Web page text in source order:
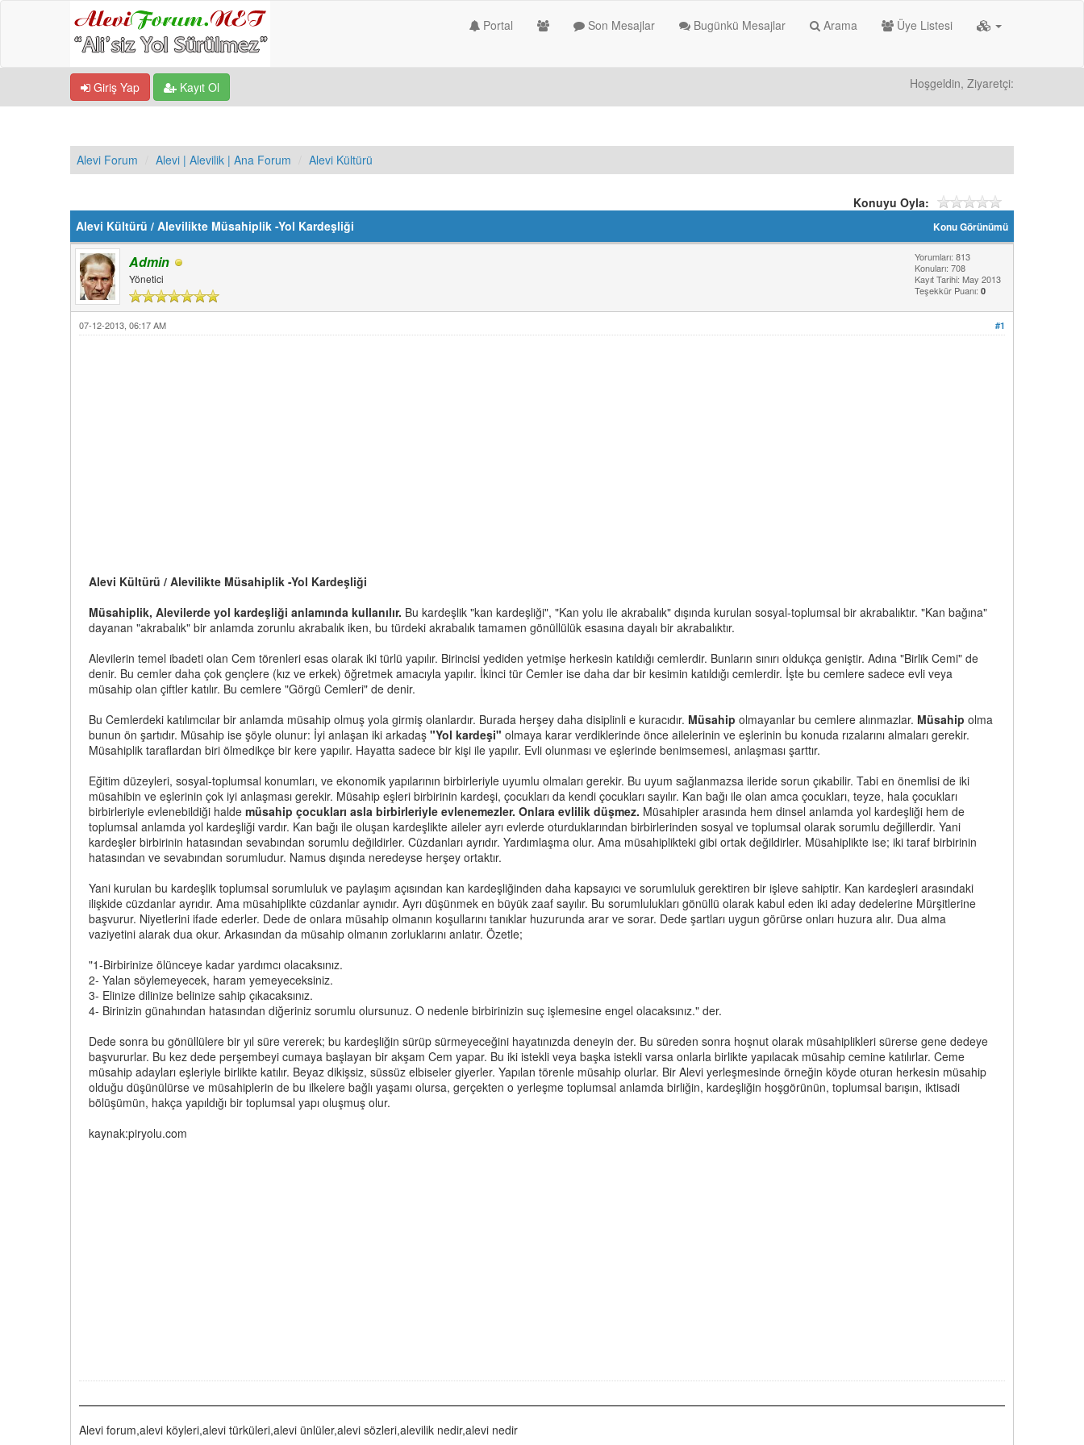
Portal Son Mesajlar Bugünkü Mesajlar Arama Üye Listesi
Giriş Yap Kayıt Ol Hoşgeldin, Ziyaretçi:
Alevi Forum Alevi | Alevilik | Ana Forum Alevi Kültürü
Konuyu Oyla:
Konu Görünümü
Alevi Kültürü / Alevilikte Müsahiplik -Yol Kardeşliği
Admin
Yönetici
Yorumları: 813
Konuları: 708
Kayıt Tarihi: May 2013
Teşekkür Puanı: 0
#1
07-12-2013, 06:17 AM
Alevi Kültürü / Alevilikte Müsahiplik -Yol Kardeşliği
Müsahiplik, Alevilerde yol kardeşliği anlamında kullanılır. Bu kardeşlik "kan kardeşliği", "Kan yolu ile akrabalık" dışında kurulan sosyal-toplumsal bir akrabalıktır. "Kan bağına"
dayanan "akrabalık" bir anlamda zorunlu akrabalık iken, bu türdeki akrabalık tamamen gönüllülük esasına dayalı bir akrabalıktır.
Alevilerin temel ibadeti olan Cem törenleri esas olarak iki türlü yapılır. Birincisi yediden yetmişe herkesin katıldığı cemlerdir. Bunların sınırı oldukça geniştir. Adına "Birlik Cemi" de
denir. Bu cemler daha çok gençlere (kız ve erkek) öğretmek amacıyla yapılır. İkinci tür Cemler ise daha dar bir kesimin katıldığı cemlerdir. İşte bu cemlere sadece evli veya
müsahip olan çiftler katılır. Bu cemlere "Görgü Cemleri" de denir.
Bu Cemlerdeki katılımcılar bir anlamda müsahip olmuş yola girmiş olanlardır. Burada herşey daha disiplinli e kuracıdır. Müsahip olmayanlar bu cemlere alınmazlar. Müsahip olma
bunun ön şartıdır. Müsahip ise şöyle olunur: İyi anlaşan iki arkadaş "Yol kardeşi" olmaya karar verdiklerinde önce ailelerinin ve eşlerinin bu konuda rızalarını almaları gerekir.
Müsahiplik taraflardan biri ölmedikçe bir kere yapılır. Hayatta sadece bir kişi ile yapılır. Evli olunması ve eşlerinde benimsemesi, anlaşması şarttır.
Eğitim düzeyleri, sosyal-toplumsal konumları, ve ekonomik yapılarının birbirleriyle uyumlu olmaları gerekir. Bu uyum sağlanmazsa ileride sorun çıkabilir. Tabi en önemlisi de iki
müsahibin ve eşlerinin çok iyi anlaşması gerekir. Müsahip eşleri birbirinin kardeşi, çocukları da kendi çocukları sayılır. Kan bağı ile olan amca çocukları, teyze, hala çocukları
birbirleriyle evlenebildiği halde müsahip çocukları asla birbirleriyle evlenemezler. Onlara evlilik düşmez. Müsahipler arasında hem dinsel anlamda yol kardeşliği hem de
toplumsal anlamda yol kardeşliği vardır. Kan bağı ile oluşan kardeşlikte aileler ayrı evlerde oturduklarından birbirlerinden sosyal ve toplumsal olarak sorumlu değillerdir. Yani
kardeşler birbirinin hatasından sevabından sorumlu değildirler. Cüzdanları ayrıdır. Yardımlaşma olur. Ama müsahiplikteki gibi ortak değildirler. Müsahiplikte ise; iki taraf birbirinin
hatasından ve sevabından sorumludur. Namus dışında neredeyse herşey ortaktır.
Yani kurulan bu kardeşlik toplumsal sorumluluk ve paylaşım açısından kan kardeşliğinden daha kapsayıcı ve sorumluluk gerektiren bir işleve sahiptir. Kan kardeşleri arasındaki
ilişkide cüzdanlar ayrıdır. Ama müsahiplikte cüzdanlar aynıdır. Ayrı düşünmek en büyük zaaf sayılır. Bu sorumlulukları gönüllü olarak kabul eden iki aday dedelerine Mürşitlerine
başvurur. Niyetlerini ifade ederler. Dede de onlara müsahip olmanın koşullarını tanıklar huzurunda arar ve sorar. Dede şartları uygun görürse onları huzura alır. Dua alma
vaziyetini alarak dua okur. Arkasından da müsahip olmanın zorluklarını anlatır. Özetle;
"1-Birbirinize ölünceye kadar yardımcı olacaksınız.
2- Yalan söylemeyecek, haram yemeyeceksiniz.
3- Elinize dilinize belinize sahip çıkacaksınız.
4- Birinizin günahından hatasından diğeriniz sorumlu olursunuz. O nedenle birbirinizin suç işlemesine engel olacaksınız." der.
Dede sonra bu gönüllülere bir yıl süre vererek; bu kardeşliğin sürüp sürmeyeceğini hayatınızda deneyin der. Bu süreden sonra hoşnut olarak müsahiplikleri sürerse gene dedeye
başvururlar. Bu kez dede perşembeyi cumaya başlayan bir akşam Cem yapar. Bu iki istekli veya başka istekli varsa onlarla birlikte yapılacak müsahip cemine katılırlar. Ceme
müsahip adayları eşleriyle birlikte katılır. Beyaz dikişsiz, süssüz elbiseler giyerler. Yapılan törenle müsahip olurlar. Bir Alevi yerleşmesinde örneğin köyde oturan herkesin müsahip
olduğu düşünülürse ve müsahiplerin de bu ilkelere bağlı yaşamı olursa, gerçekten o yerleşme toplumsal anlamda birliğin, kardeşliğin hoşgörünün, toplumsal barışın, iktisadi
bölüşümün, hakça yapıldığı bir toplumsal yapı oluşmuş olur.
kaynak:piryolu.com
Alevi forum,alevi köyleri,alevi türküleri,alevi ünlüler,alevi sözleri,alevilik nedir,alevi nedir